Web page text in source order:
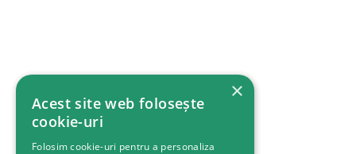
×
Acest site web folosește
cookie-uri
Folosim cookie-uri pentru a personaliza